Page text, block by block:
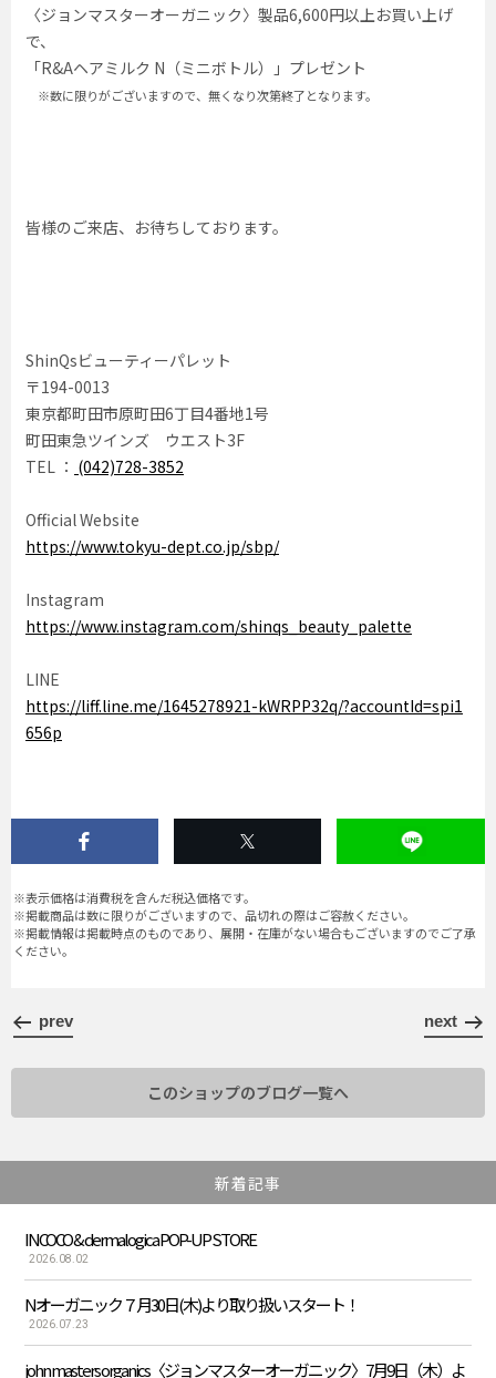
〈ジョンマスターオーガニック〉製品6,600円以上お買い上げ
で、
「R&Aヘアミルク N（ミニボトル）」プレゼント
※数に限りがございますので、無くなり次第終了となります。
皆様のご来店、お待ちしております。
ShinQsビューティーパレット
〒194-0013
東京都町田市原町田6丁目4番地1号
町田東急ツインズ ウエスト3F
TEL ： (042)728-3852
Official Website
https://www.tokyu-dept.co.jp/sbp/
Instagram
https://www.instagram.com/shinqs_beauty_palette
LINE
https://liff.line.me/1645278921-kWRPP32q/?accountId=spi1
656p
※表示価格は消費税を含んだ税込価格です。
※掲載商品は数に限りがございますので、品切れの際はご容赦ください。
※掲載情報は掲載時点のものであり、展開・在庫がない場合もございますのでご了承
ください。
prev next
このショップのブログ一覧へ
新着記事
INCOCO & dermalogica POP-UP STORE
2026.08.02
Nオーガニック７月30日(木)より取り扱いスタート！
2026.07.23
john masters organics〈ジョンマスターオーガニック〉7月9日（木）よ